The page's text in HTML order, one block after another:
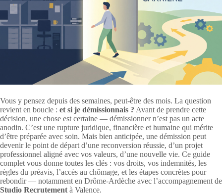
Vous y pensez depuis des semaines, peut-être des mois. La question
revient en boucle : et si je démissionnais ? Avant de prendre cette
décision, une chose est certaine — démissionner n’est pas un acte
anodin. C’est une rupture juridique, financière et humaine qui mérite
d’être préparée avec soin. Mais bien anticipée, une démission peut
devenir le point de départ d’une reconversion réussie, d’un projet
professionnel aligné avec vos valeurs, d’une nouvelle vie. Ce guide
complet vous donne toutes les clés : vos droits, vos indemnités, les
règles du préavis, l’accès au chômage, et les étapes concrètes pour
rebondir — notamment en Drôme-Ardèche avec l’accompagnement de
Studio Recrutement à Valence.